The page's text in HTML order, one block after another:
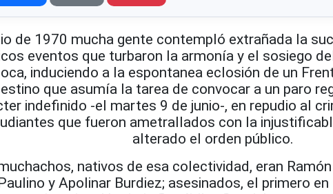
de 1970 mucha gente contempló extrañada la
eventos que turbaron la armonía y el sosiego
induciendo a la espontanea eclosión de un
que asumía la tarea de convocar a un paro
indefinido -el martes 9 de junio-, en repudio al
que fueron ametrallados con la
alterado el orden público.
nativos de esa colectividad, eran
y Apolinar Burdiez; asesinados, el primero